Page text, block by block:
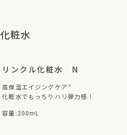
化粧水
リンクル化粧水 N
高保湿エイジングケア ※
化粧水でもっちりハリ弾力感！
容量:200mL